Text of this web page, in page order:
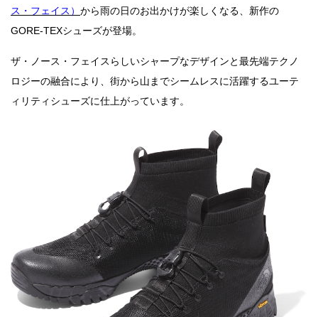
ス・フェイス） から雨の日のお出かけが楽しくなる、新作の
GORE-TEXシューズが登場。
ザ・ノース・フェイスらしいシャープなデザインと最先端テクノ
ロジーの融合により、街から山までシームレスに活躍するユーテ
ィリティシューズに仕上がっています。